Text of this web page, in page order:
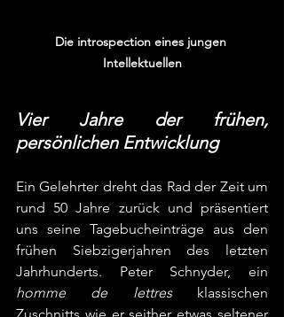
Die introspection eines jungen
Intellektuellen
Vier Jahre der frühen,
persönlichen Entwicklung
Ein Gelehrter dreht das Rad der Zeit um
rund 50 Jahre zurück und präsentiert
uns seine Tagebucheinträge aus den
frühen Siebzigerjahren des letzten
homme de lettres klassischen